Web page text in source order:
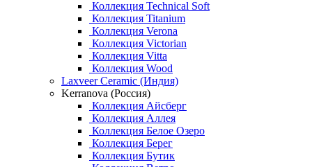
Коллекция Technical Soft
Коллекция Titanium
Коллекция Verona
Коллекция Victorian
Коллекция Vitta
Коллекция Wood
Laxveer Ceramic (Индия)
Kerranova (Россия)
Коллекция Айсберг
Коллекция Аллея
Коллекция Белое Озеро
Коллекция Берег
Коллекция Бутик